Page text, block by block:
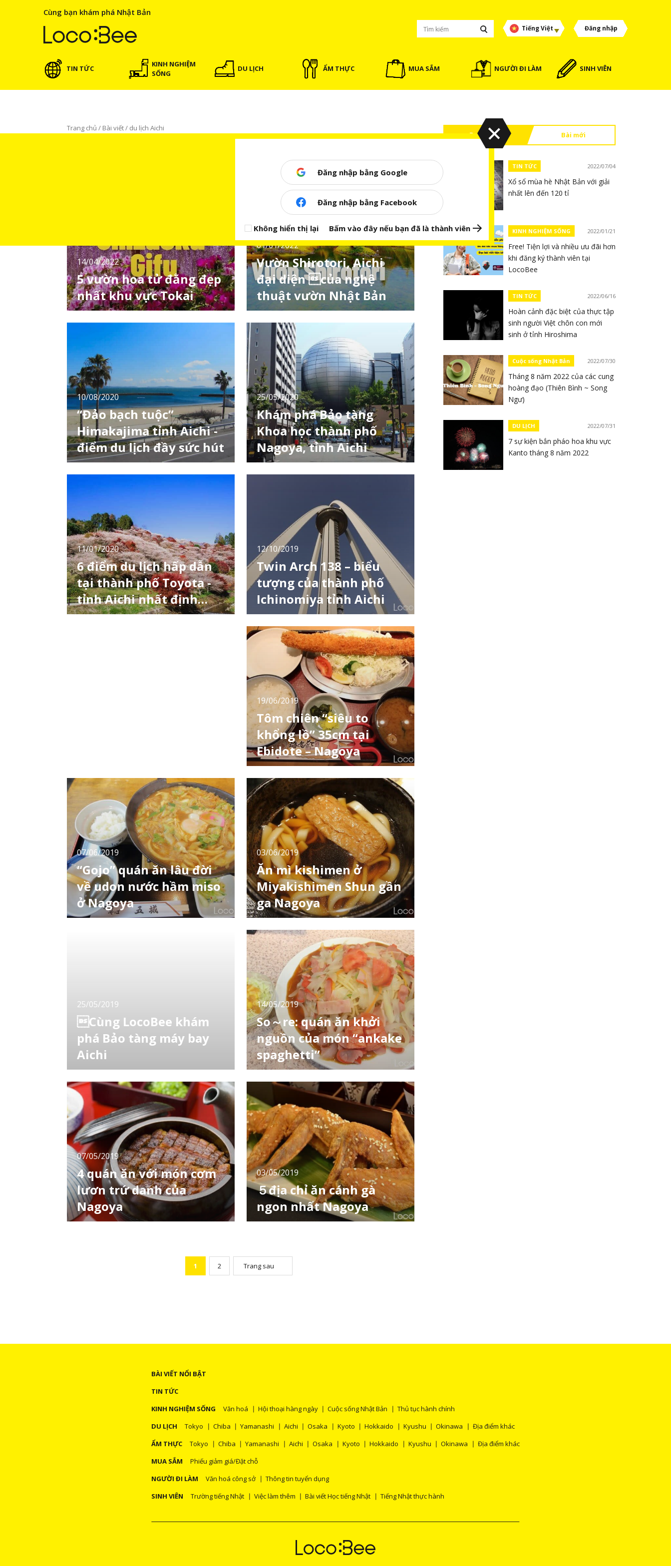
Cùng bạn khám phá Nhật Bản
Tiếng Việt Đăng nhập
TIN TỨC
KINH NGHIỆM
SỐNG
DU LỊCH ẨM THỰC MUA SẮM NGƯỜI ĐI LÀM SINH VIÊN
Trang chủ / Bài viết/ du lịch Aichi
14/04/2022
5 vườn hoa tử đằng đẹp
nhất khu vực Tokai
Trong thời gian từ tháng 4 đến tháng 5 ở
thời gian này. Tại bài viết này, LocoBee sẽ
giới thiệu tới bạn 5 địa điểm ngắm hoa tử
đằng lý tưởng nhất ở khu vực Tokai và cụ thể
là Aichi, Shizuoka và Gifu. Cùng theo chân
01/01/2022
Vườn Shirotori, Aichi
đại diện của nghệ
thuật vườn Nhật Bản
Vườn Shirotori (白鳥庭園) tọa lạc tại thành
truyền thống kiểu Nhật có diện tích khoảng
3.7km2 với con đường chạy dọc theo bờ suối
và ao hồ. Nơi đây mang đến cho khách tham
quan bầu không khí yên bình cùng hương vị
của một Nhật Bản xưa cũ. Vườn Shirotori là
10/08/2020
“Đảo bạch tuộc”
Himakajima tỉnh Aichi -
điểm du lịch đầy sức hút
Himakaijima (日間賀島) là 1 trong 3 hòn đảo
bởi vịnh Mikawa và nổi tiếng với bạch tuộc
nên còn được gọi là “Đảo bạch tuộc” và
nhận là Đài tưởng niệm quốc gia Mikawawan.
5 địa chỉ ẩm thực tại Little World ở Aichi
25/05/2020
Khám phá Bảo tàng
Khoa học thành phố
Nagoya, tỉnh Aichi
Nếu bạn là người yêu thích khám phá và tìm
là một địa điểm vô cùng thú vị với các triển
lãm bổ ích và sinh động cho mọi lứa tuổi. Bảo
tàng tự nhiên và khoa học quốc gia
11/01/2020
6 điểm du lịch hấp dẫn
tại thành phố Toyota -
tỉnh Aichi nhất định
phải ghé thăm
Aichi là tỉnh nằm ở phần trung tâm trên quần
12/10/2019
Twin Arch 138 – biểu
tượng của thành phố
Ichinomiya tỉnh Aichi
Nhắc đến các toà nhà ở tỉnh Aichi phải kể
Tower ở thành phố Nagoya. Tuy nhiên có
một toà nhà khá đặc biệt dành cho những ai
thích khám phá kiến trúc, đó là Twin Arch 138
ở thành phố Ichinomiya. Thành phố
Ichinomiya nằm ở phía Bắc thành phố
Nagoya, giữa t
19/06/2019
Tôm chiên “siêu to
khổng lồ” 35cm tại
Ebidote – Nagoya
Tạm quên bà Tân "vê lốc" đi, hôm nay
món tôm chiên siêu to khổng lồ đặc sản tại
Nagoya ở quán Ebidote. Quán ăn nằm ngay
gần ga Nagoya Esuka là khu trung tâm mua
sắm và ẩm thực dưới lòng đất ở ga Nagoya.
Giữa rất nhiều quán ăn nằm cạnh nhau là
Ebid
07/06/2019
“Gojo” quán ăn lâu đời
về udon nước hầm miso
ở Nagoya
Miso nikomi udon hay udon nước hầm miso
03/06/2019
Ăn mì kishimen ở
Miyakishimen Shun gần
ga Nagoya
Nagoya là nơi có đặc trưng về ẩm thực khá
chắn không thể thưởng thức hết các món
ngon được. Trong số đó phải kể đến
"kishimen" với sợi mì dẹt khác hẳn so với
ramen và udon thông thường. Để đỡ mất
công đi xa tìm kiếm, hãy tới quán
"Miyakishimen Shun" nằm
25/05/2019
Cùng LocoBee khám
phá Bảo tàng máy bay
Aichi
Dù không phải là fan của máy bay nhưng khi
thể nói ai cũng cảm thấy phấn khích. Nếu
tới sân bay thì việc ngắm nhìn phương tiện
khổng lồ này là hoàn toàn có thể nhưng chắc
chắn trong chúng ta sẽ có người mong muốn
được thấy chúng thật gần đúng không nào? V
14/05/2019
So～re: quán ăn khởi
nguồn của món “ankake
spaghetti”
Nagoya là thành phố ngập tràn những món
chính là đại diện cho ẩm thực hạng B ở đây.
Nếu chỉ nhìn qua bạn sẽ không có ấn tượng
gì về món ăn này nhưng hương vị của nó thì
rất đặc biệt. Hãy đến với quán ăn “So～re” để
thưởng thức xem sao. Vị trí của So～re
07/05/2019
4 quán ăn với món cơm
lươn trứ danh của
Nagoya
Ngoài món cánh gà nổi tiếng gần xa, tới
cơm nóng. Lươn là món ăn cao cấp nên nếu
đến Nagoya đừng quên thưởng thức món
03/05/2019
５địa chỉ ăn cánh gà
ngon nhất Nagoya
Đến Nagoya du lịch nhất định không thể bỏ
lưỡi” nhé! Shidoribozu (地鶏坊主) Quán nhậu
này chỉ cách ga Nagoya 1 phút đi bộ. Chỗ
1 2 Trang sau
Đọc nhiều Bài mới
TIN TỨC 2022/07/04
Xổ sổ mùa hè Nhật Bản với giải
nhất lên đến 120 tỉ
KINH NGHIỆM SỐNG 2022/01/21
Free! Tiện lợi và nhiều ưu đãi hơn
khi đăng ký thành viên tại
LocoBee
TIN TỨC 2022/06/16
Hoàn cảnh đặc biệt của thực tập
sinh người Việt chôn con mới
sinh ở tỉnh Hiroshima
Cuộc sống Nhật Bản 2022/07/30
Tháng 8 năm 2022 của các cung
hoàng đạo (Thiên Bình ~ Song
Ngư)
DU LỊCH 2022/07/31
7 sự kiện bắn pháo hoa khu vực
Kanto tháng 8 năm 2022
Đăng nhập bằng Google
Đăng nhập bằng Facebook
Không hiển thị lại Bấm vào đây nếu bạn đã là thành viên
BÀI VIẾT NỔI BẬT
TIN TỨC
KINH NGHIỆM SỐNG
Văn hoá Hội thoại hàng ngày Cuộc sống Nhật Bản
Thủ tục hành chính
DU LỊCH
Tokyo Chiba Yamanashi Aichi Osaka Kyoto Hokkaido Kyushu Okinawa
Địa điểm khác
ẨM THỰC
Tokyo Chiba Yamanashi Aichi Osaka Kyoto Hokkaido Kyushu Okinawa
Địa điểm khác
MUA SẮM
Phiếu giảm giá/Đặt chỗ
NGƯỜI ĐI LÀM
Văn hoá công sở
Thông tin tuyển dụng
SINH VIÊN
Trường tiếng Nhật Việc làm thêm Bài viết Học tiếng Nhật Tiếng Nhật thực hành